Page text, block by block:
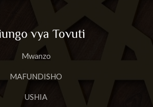
vya Tovuti
Mwanzo
MAFUNDISHO
USHIA